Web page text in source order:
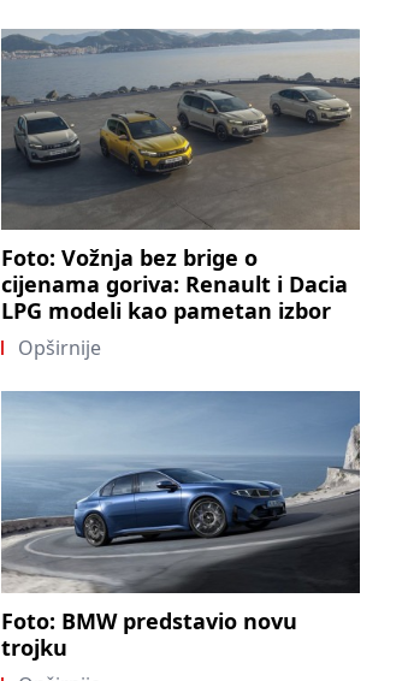
Foto: Vožnja bez brige o
cijenama goriva: Renault i Dacia
LPG modeli kao pametan izbor
Opširnije
Foto: BMW predstavio novu
trojku